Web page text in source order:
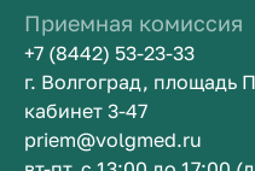
Приемная комиссия
+7 (8442) 53-23-33
г. Волгоград,
кабинет 3-47
priem@volgmed.ru